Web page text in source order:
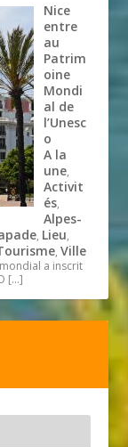
Nice
entre
au
Patrim
oine
Mondi
al de
l’Unesc
o
A la
une,
Activit
és,
Alpes-
, Lieu,
,Ville
a inscrit
[…]